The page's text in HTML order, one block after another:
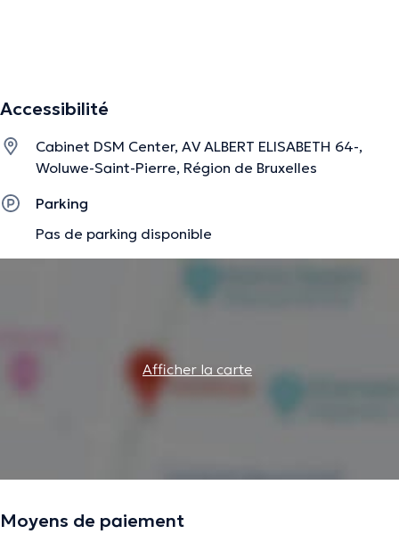
Accessibilité
Cabinet DSM Center, AV ALBERT ELISABETH 64-,
Woluwe-Saint-Pierre, Région de Bruxelles
Parking
Pas de parking disponible
Afficher la carte
Moyens de paiement